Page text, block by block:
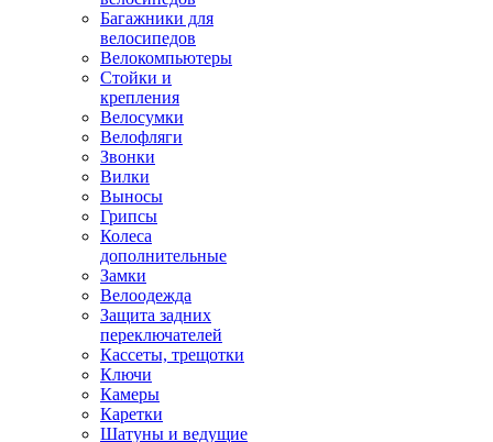
Багажники для
велосипедов
Велокомпьютеры
Стойки и
крепления
Велосумки
Велофляги
Звонки
Вилки
Выносы
Грипсы
Колеса
дополнительные
Замки
Велоодежда
Защита задних
переключателей
Кассеты, трещотки
Ключи
Камеры
Каретки
Шатуны и ведущие